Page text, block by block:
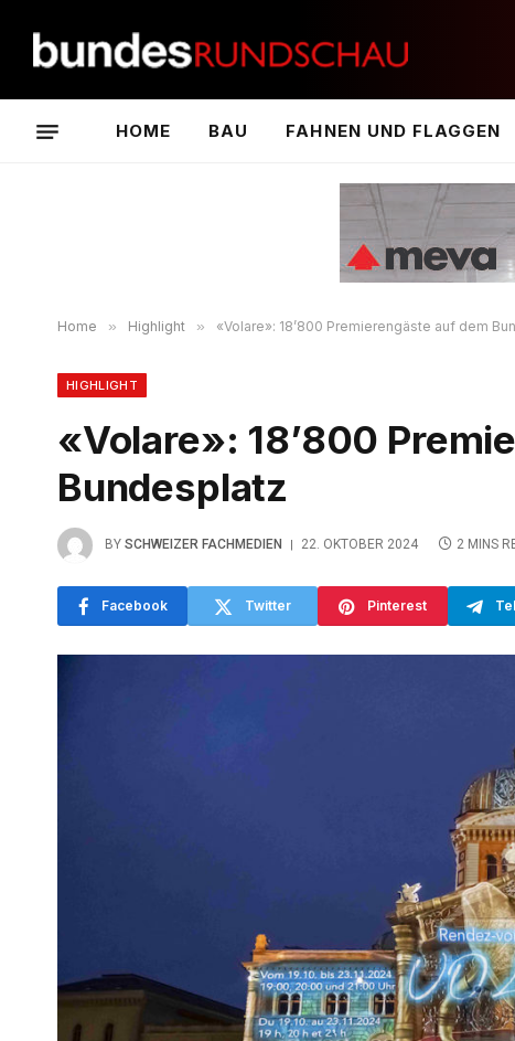
HOME BAU FAHNEN UND FLAGGEN
Home » Highlight » «Volare»: 18’800 Premierengäste auf dem
HIGHLIGHT
«Volare»: 18’800
Bundesplatz
BY SCHWEIZER FACHMEDIEN 22. OKTOBER 2024 2 MINS
Facebook Twitter Pinterest